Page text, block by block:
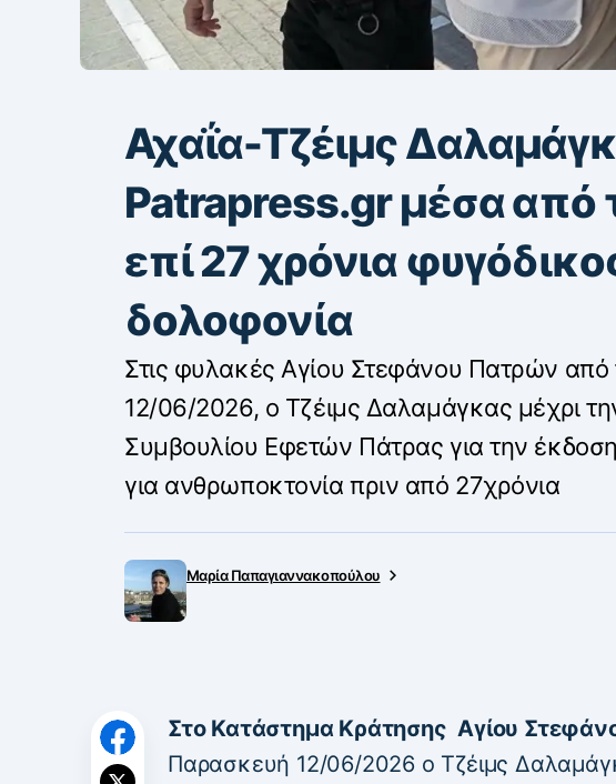
Αχαΐα-Τζέιμς
Patrapress.gr μέσα από
επί 27 χρόνια
δολοφονία
Στις φυλακές Αγίου Στεφάνου Πατρών
12/06/2026, ο Τζέιμς Δαλαμάγκας μέχρι
Συμβουλίου Εφετών Πάτρας για την
για ανθρωποκτονία πριν από 27χρόνια
Μαρία Παπαγιαννακοπούλου
Στo Κατάστημα Κράτησης Αγίου
Παρασκευή 12/06/2026 ο Τζέιμς